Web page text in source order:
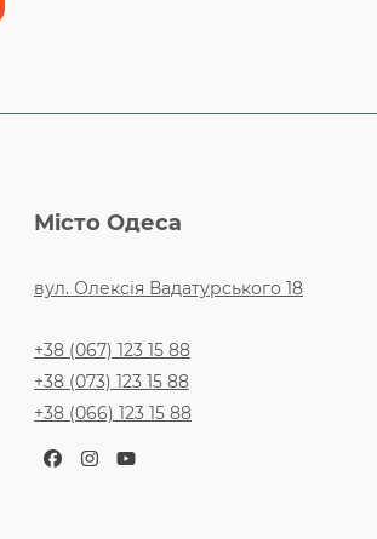
Місто Одеса
вул. Олексія Вадатурського 18
+38 (067) 123 15 88
+38 (073) 123 15 88
+38 (066) 123 15 88
Facebook
Instagram
YouTube